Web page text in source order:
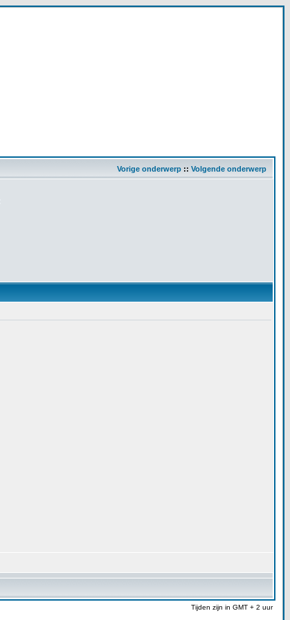
Vorige onderwerp :: Volgende onderwerp
Tijden zijn in GMT + 2 uur